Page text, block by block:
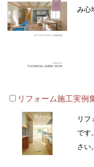
み心
リフォーム施工実例
リフ
です
さい。